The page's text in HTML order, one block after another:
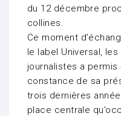
du 12 décembre
collines.
Ce moment
le label Universal,
journalistes a
constance de sa
trois dernières
place centrale